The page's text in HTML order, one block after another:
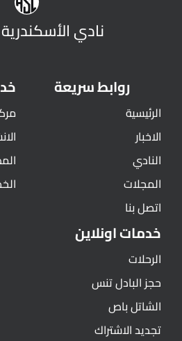
نادي
روابط سريعة
الرئيسية
الاخبار
النادي
المجلات
اتصل بنا
خدمات اونلاين
الرحلات
حجز البادل تنس
الشاتل باص
تجديد الاشتراك